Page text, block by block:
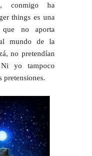
conmigo ha
things es una
que no aporta
mundo de la
no pretendían
yo tampoco
pretensiones.